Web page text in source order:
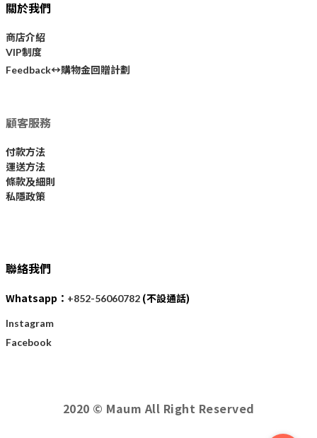
關於我們
商店介紹
VIP制度
Feedback↔購物金回贈計劃
顧客服務
付款方法
運送方法
條款及細則
私隱政策
聯絡我們
Whatsapp： +852-56060782 (不設通話)
Instagram
Facebook
2020 © Maum All Right Reserved